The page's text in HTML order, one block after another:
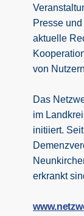
Presse
aktuelle
von
Das
im
initiiert.
erkrankt